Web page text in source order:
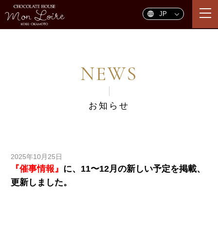
NEWS
お知らせ
2025年10月25日
『催事情報』 に、 11〜12月の新しい予定を掲載、
更新しました。